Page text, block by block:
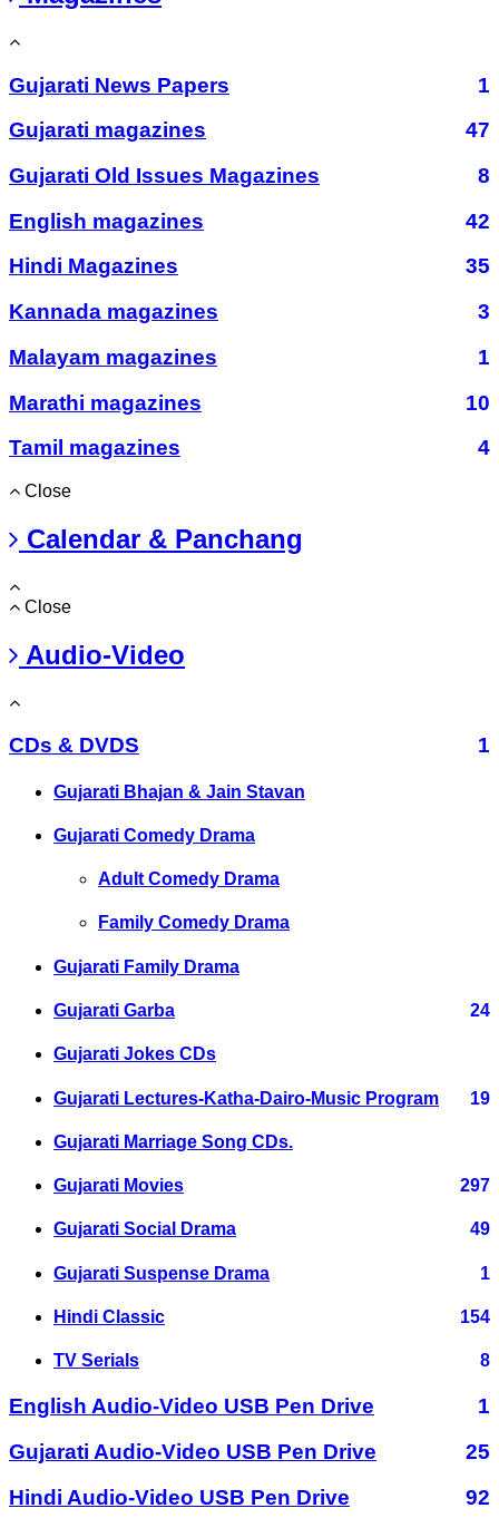
Gujarati News Papers
1
Gujarati magazines
47
Gujarati Old Issues Magazines
8
English magazines
42
Hindi Magazines
35
Kannada magazines
3
Malayam magazines
1
Marathi magazines
10
Tamil magazines
4
Close
Calendar & Panchang
Close
Audio-Video
CDs & DVDS 1
Gujarati Bhajan & Jain Stavan
Gujarati Comedy Drama
Adult Comedy Drama
Family Comedy Drama
Gujarati Family Drama
Gujarati Garba 24
Gujarati Jokes CDs
Gujarati Lectures-Katha-Dairo-Music Program 19
Gujarati Marriage Song CDs.
Gujarati Movies 297
Gujarati Social Drama 49
Gujarati Suspense Drama 1
Hindi Classic 154
TV Serials 8
English Audio-Video USB Pen Drive
1
Gujarati Audio-Video USB Pen Drive
25
Hindi Audio-Video USB Pen Drive
92